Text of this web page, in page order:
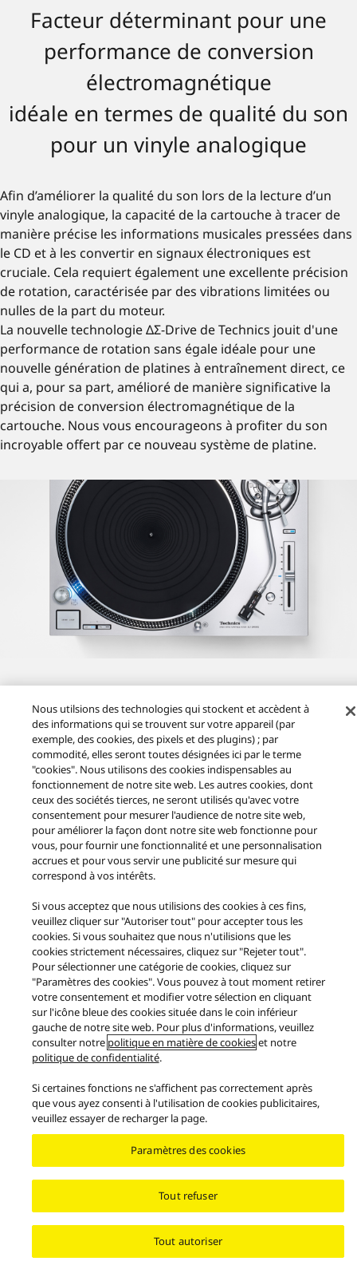
Facteur déterminant pour une
performance de conversion
électromagnétique
idéale en termes de qualité du son
pour un vinyle analogique
Afin d’améliorer la qualité du son lors de la lecture d’un
vinyle analogique, la capacité de la cartouche à tracer de
manière précise les informations musicales pressées dans
le CD et à les convertir en signaux électroniques est
cruciale. Cela requiert également une excellente précision
de rotation, caractérisée par des vibrations limitées ou
nulles de la part du moteur.
La nouvelle technologie ΔΣ-Drive de Technics jouit d'une
performance de rotation sans égale idéale pour une
nouvelle génération de platines à entraînement direct, ce
qui a, pour sa part, amélioré de manière significative la
précision de conversion électromagnétique de la
cartouche. Nous vous encourageons à profiter du son
incroyable offert par ce nouveau système de platine.
Produits News & Promotions
Grand Class
Technologie ΔΣ-(Delta Sigma Drive) de Technics
Facebook X YouTube
Conditions d'utilisation
Avertissement en matière de protection des données
Nous contacter
Politique en matière de cookies
Empreinte
GARANTIE LÉGALE
Area/Country
Copyright © 2026 Panasonic Suisse - Tous droits réservés.
Nous utilsions des technologies qui stockent et accèdent à
des informations qui se trouvent sur votre appareil (par
exemple, des cookies, des pixels et des plugins) ; par
commodité, elles seront toutes désignées ici par le terme
"cookies". Nous utilisons des cookies indispensables au
fonctionnement de notre site web. Les autres cookies, dont
ceux des sociétés tierces, ne seront utilisés qu'avec votre
consentement pour mesurer l'audience de notre site web,
pour améliorer la façon dont notre site web fonctionne pour
vous, pour fournir une fonctionnalité et une personnalisation
accrues et pour vous servir une publicité sur mesure qui
correspond à vos intérêts.
Si vous acceptez que nous utilisions des cookies à ces fins,
veuillez cliquer sur "Autoriser tout" pour accepter tous les
cookies. Si vous souhaitez que nous n'utilisions que les
cookies strictement nécessaires, cliquez sur "Rejeter tout".
Pour sélectionner une catégorie de cookies, cliquez sur
"Paramètres des cookies". Vous pouvez à tout moment retirer
votre consentement et modifier votre sélection en cliquant
sur l'icône bleue des cookies située dans le coin inférieur
gauche de notre site web. Pour plus d'informations, veuillez
consulter notre politique en matière de cookieset notre
politique de confidentialité.
Si certaines fonctions ne s'affichent pas correctement après
que vous ayez consenti à l'utilisation de cookies publicitaires,
veuillez essayer de recharger la page.
Paramètres des cookies
Tout refuser
Tout autoriser